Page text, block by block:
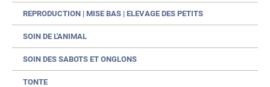
REPRODUCTION | MISE BAS | ELEVAGE DES PETITS
SOIN DE L'ANIMAL
SOIN DES SABOTS ET ONGLONS
TONTE